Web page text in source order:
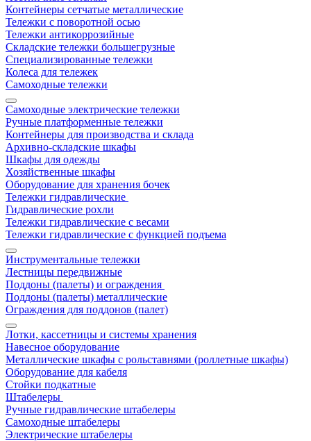
Контейнеры сетчатые металлические
Тележки с поворотной осью
Тележки антикоррозийные
Складские тележки большегрузные
Специализированные тележки
Колеса для тележек
Самоходные тележки
Самоходные электрические тележки
Ручные платформенные тележки
Контейнеры для производства и склада
Архивно-складские шкафы
Шкафы для одежды
Хозяйственные шкафы
Оборудование для хранения бочек
Тележки гидравлические
Гидравлические рохли
Тележки гидравлические с весами
Тележки гидравлические с функцией подъема
Инструментальные тележки
Лестницы передвижные
Поддоны (палеты) и ограждения
Поддоны (палеты) металлические
Ограждения для поддонов (палет)
Лотки, кассетницы и системы хранения
Навесное оборудование
Металлические шкафы с рольставнями (роллетные шкафы)
Оборудование для кабеля
Стойки подкатные
Штабелеры
Ручные гидравлические штабелеры
Самоходные штабелеры
Электрические штабелеры